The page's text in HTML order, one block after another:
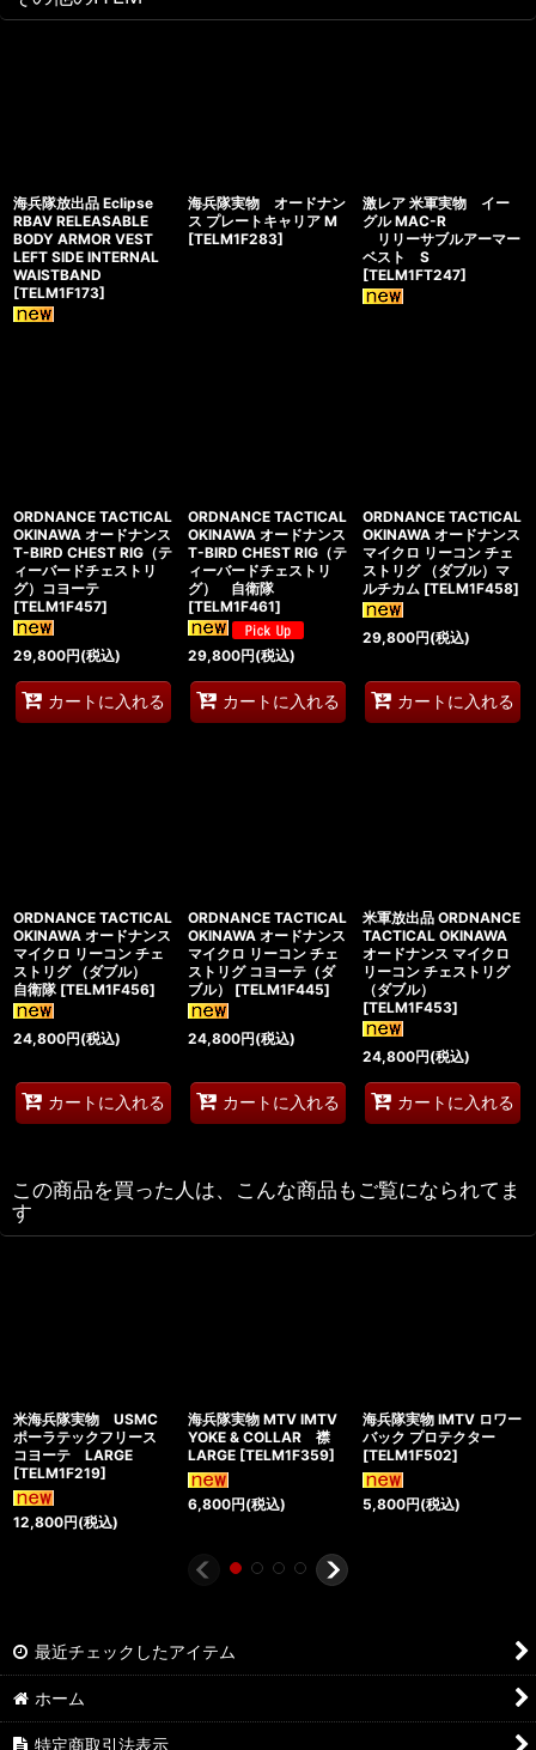
海兵隊放出品 Eclipse
RBAV RELEASABLE
BODY ARMOR VEST
LEFT SIDE INTERNAL
WAISTBAND
[TELM1F173]
海兵隊実物 オードナン
ス プレートキャリア M
[TELM1F283]
激レア 米軍実物 イー
グル MAC-R
リリーサブルアーマー
ベスト S
[TELM1FT247]
ORDNANCE TACTICAL
OKINAWA オードナンス
T-BIRD CHEST RIG（テ
ィーバードチェストリ
グ）コヨーテ
[TELM1F457]
29,800円(税込)
カートに入れる
ORDNANCE TACTICAL
OKINAWA オードナンス
T-BIRD CHEST RIG（テ
ィーバードチェストリ
グ） 自衛隊
[TELM1F461]
29,800円(税込)
カートに入れる
ORDNANCE TACTICAL
OKINAWA オードナンス
マイクロ リーコン チェ
ストリグ （ダブル）マ
ルチカム [TELM1F458]
29,800円(税込)
カートに入れる
ORDNANCE TACTICAL
OKINAWA オードナンス
マイクロ リーコン チェ
ストリグ （ダブル）
自衛隊 [TELM1F456]
24,800円(税込)
カートに入れる
ORDNANCE TACTICAL
OKINAWA オードナンス
マイクロ リーコン チェ
ストリグ コヨーテ（ダ
ブル）
[TELM1F445]
24,800円(税込)
カートに入れる
米軍放出品 ORDNANCE
TACTICAL OKINAWA
オードナンス マイクロ
リーコン チェストリグ
（ダブル）
[TELM1F453]
24,800円(税込)
カートに入れる
この商品を買った人は、こんな商品もご覧になられてま
す
米海兵隊実物 USMC
ポーラテックフリース
コヨーテ LARGE
[TELM1F219]
12,800円(税込)
海兵隊実物 MTV IMTV
YOKE & COLLAR 襟
LARGE [TELM1F359]
6,800円(税込)
海兵隊実物 IMTV ロワー
バック プロテクター
[TELM1F502]
5,800円(税込)
最近チェックしたアイテム
ホーム
特定商取引法表示